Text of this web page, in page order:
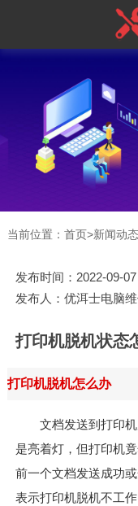
当前位置： 首页>新闻动态
发布时间：2022-09-
发布人：优洱士电脑
打印机脱机状态
打印机脱机怎么办
文档发送到打印
是亮着灯，但打印机
前一个文档发送成功
表示打印机脱机不工